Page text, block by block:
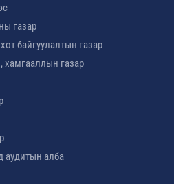
газар
байгуулалтын газар
хамгааллын газар
аудитын алба